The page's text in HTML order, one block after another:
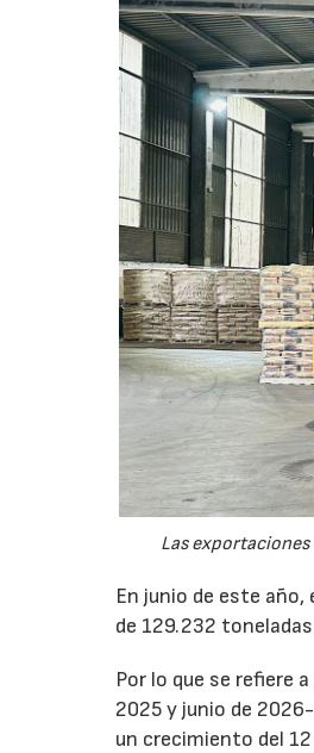
Las
En junio de este
de 129.232
Por lo que se refiere
2025 y junio de
un crecimiento del